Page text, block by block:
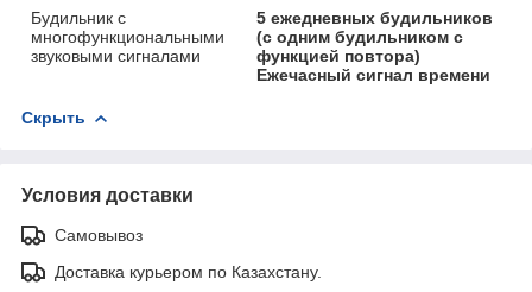
Будильник с
многофункциональными
звуковыми сигналами
5 ежедневных будильников
(с одним будильником с
функцией повтора)
Ежечасный сигнал времени
Скрыть
Условия доставки
Самовывоз
Доставка курьером по Казахстану.